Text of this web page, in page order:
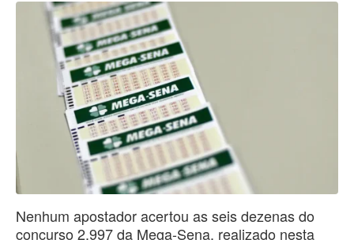
Nenhum apostador acertou as seis dezenas do
concurso 2.997 da Mega-Sena, realizado nesta